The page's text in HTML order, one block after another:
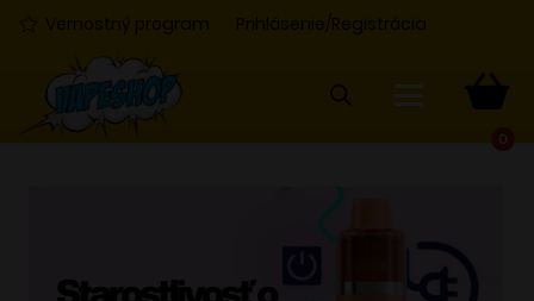
Vernostný program Prihlásenie/Registrácia